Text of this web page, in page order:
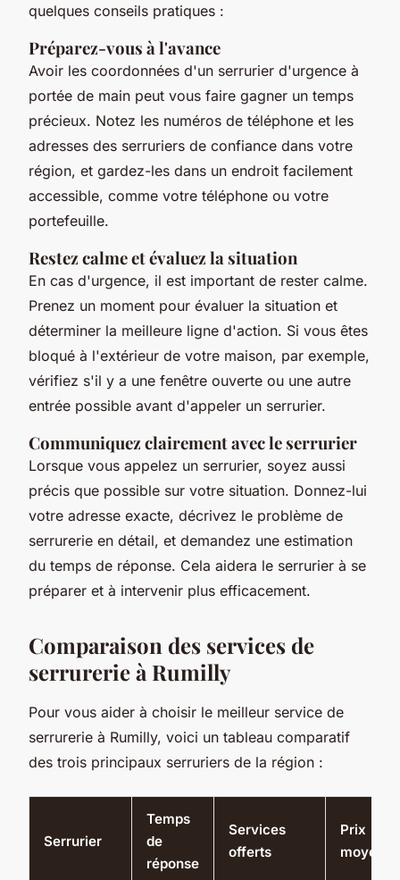
quelques conseils pratiques :
Préparez-vous à l'avance
Avoir les coordonnées d'un serrurier d'urgence à
portée de main peut vous faire gagner un temps
précieux. Notez les numéros de téléphone et les
adresses des serruriers de confiance dans votre
région, et gardez-les dans un endroit facilement
accessible, comme votre téléphone ou votre
portefeuille.
Restez calme et évaluez la situation
En cas d'urgence, il est important de rester calme.
Prenez un moment pour évaluer la situation et
déterminer la meilleure ligne d'action. Si vous êtes
bloqué à l'extérieur de votre maison, par exemple,
vérifiez s'il y a une fenêtre ouverte ou une autre
entrée possible avant d'appeler un serrurier.
Communiquez clairement avec le serrurier
Lorsque vous appelez un serrurier, soyez aussi
précis que possible sur votre situation. Donnez-lui
votre adresse exacte, décrivez le problème de
serrurerie en détail, et demandez une estimation
du temps de réponse. Cela aidera le serrurier à se
préparer et à intervenir plus efficacement.
Comparaison des services de
serrurerie à Rumilly
Pour vous aider à choisir le meilleur service de
serrurerie à Rumilly, voici un tableau comparatif
des trois principaux serruriers de la région :
Serrurier
Temps
de
réponse
Services
offerts
Prix
moyen